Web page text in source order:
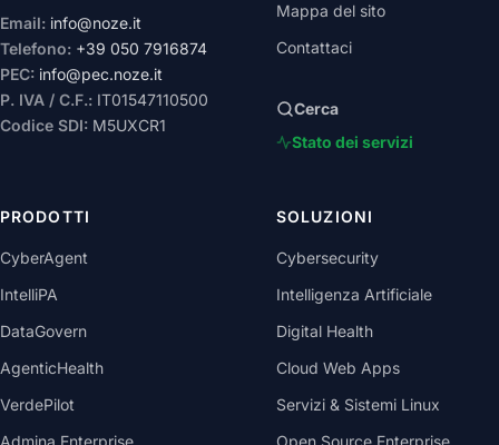
Email: info@noze.it
Telefono: +39 050 7916874
PEC: info@pec.noze.it
P. IVA / C.F.: IT01547110500
Codice SDI: M5UXCR1
Mappa del sito
Contattaci
Cerca
Stato dei servizi
PRODOTTI
CyberAgent
IntelliPA
DataGovern
AgenticHealth
VerdePilot
Admina Enterprise
SOLUZIONI
Cybersecurity
Intelligenza Artificiale
Digital Health
Cloud Web Apps
Servizi & Sistemi Linux
Open Source Enterprise